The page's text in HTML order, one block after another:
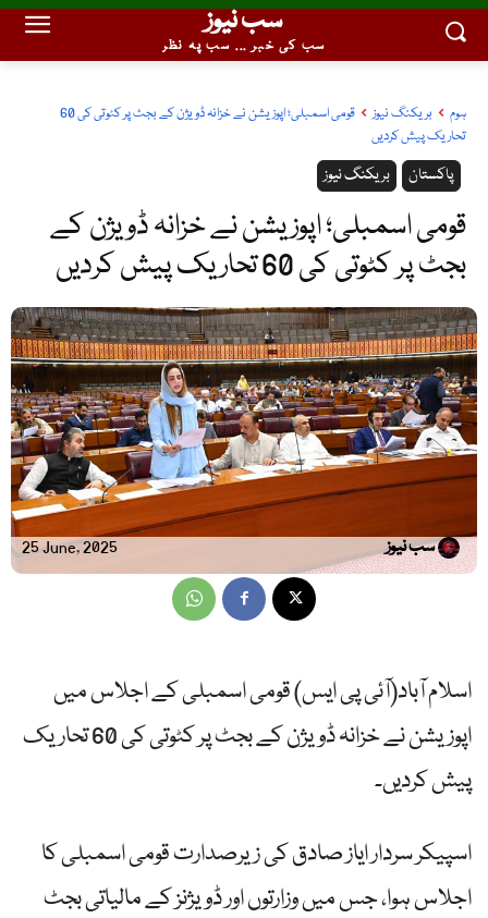
سب نیوز
سب کی خبر ... سب پہ نظر
ہوم بریکنگ نیوز
قومی اسمبلی؛ اپوزیشن نے خزانہ ڈویژن کے بجٹ پر کٹوتی کی 60
تحاریک پیش کردیں
بریکنگ نیوز پاکستان
قومی اسمبلی؛ اپوزیشن نے خزانہ ڈویژن کے
بجٹ پر کٹوتی کی 60 تحاریک پیش کردیں
25 June, 2025 سب نیوز
اسلام آباد(آئی پی ایس) قومی اسمبلی کے اجلاس میں
اپوزیشن نے خزانہ ڈویژن کے بجٹ پر کٹوتی کی 60 تحاریک
پیش کردیں۔
اسپیکر سردار ایاز صادق کی زیرصدارت قومی اسمبلی کا
اجلاس ہوا، جس میں وزارتوں اور ڈویژنز کے مالیاتی بجٹ